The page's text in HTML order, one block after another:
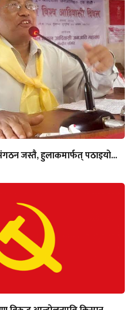
जस्तै, हुलाकमार्फत् पठाइयो...